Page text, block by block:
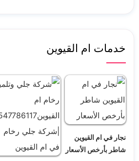
خدمات ام القيوين
نجار في ام القيوين
شاطر بأرخص الأسعار